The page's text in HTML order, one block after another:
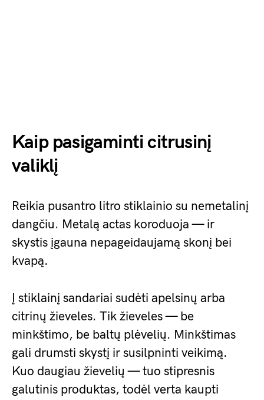
Kaip pasigaminti citrusinį
valiklį
Reikia pusantro litro stiklainio su nemetalinį
dangčiu. Metalą actas koroduoja — ir
skystis įgauna nepageidaujamą skonį bei
kvapą.
Į stiklainį sandariai sudėti apelsinų arba
citrinų žieveles. Tik žieveles — be
minkštimo, be baltų plėvelių. Minkštimas
gali drumsti skystį ir susilpninti veikimą.
Kuo daugiau žievelių — tuo stipresnis
galutinis produktas, todėl verta kaupti